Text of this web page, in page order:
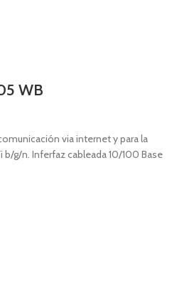
WB
via internet y para la
g/n. Inferfaz cableada 10/100 Base